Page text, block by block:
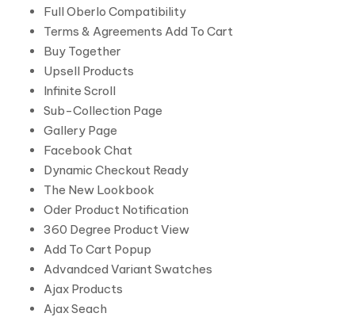
Full Oberlo Compatibility
Terms & Agreements Add To Cart
Buy Together
Upsell Products
Infinite Scroll
Sub-Collection Page
Gallery Page
Facebook Chat
Dynamic Checkout Ready
The New Lookbook
Oder Product Notification
360 Degree Product View
Add To Cart Popup
Advandced Variant Swatches
Ajax Products
Ajax Seach